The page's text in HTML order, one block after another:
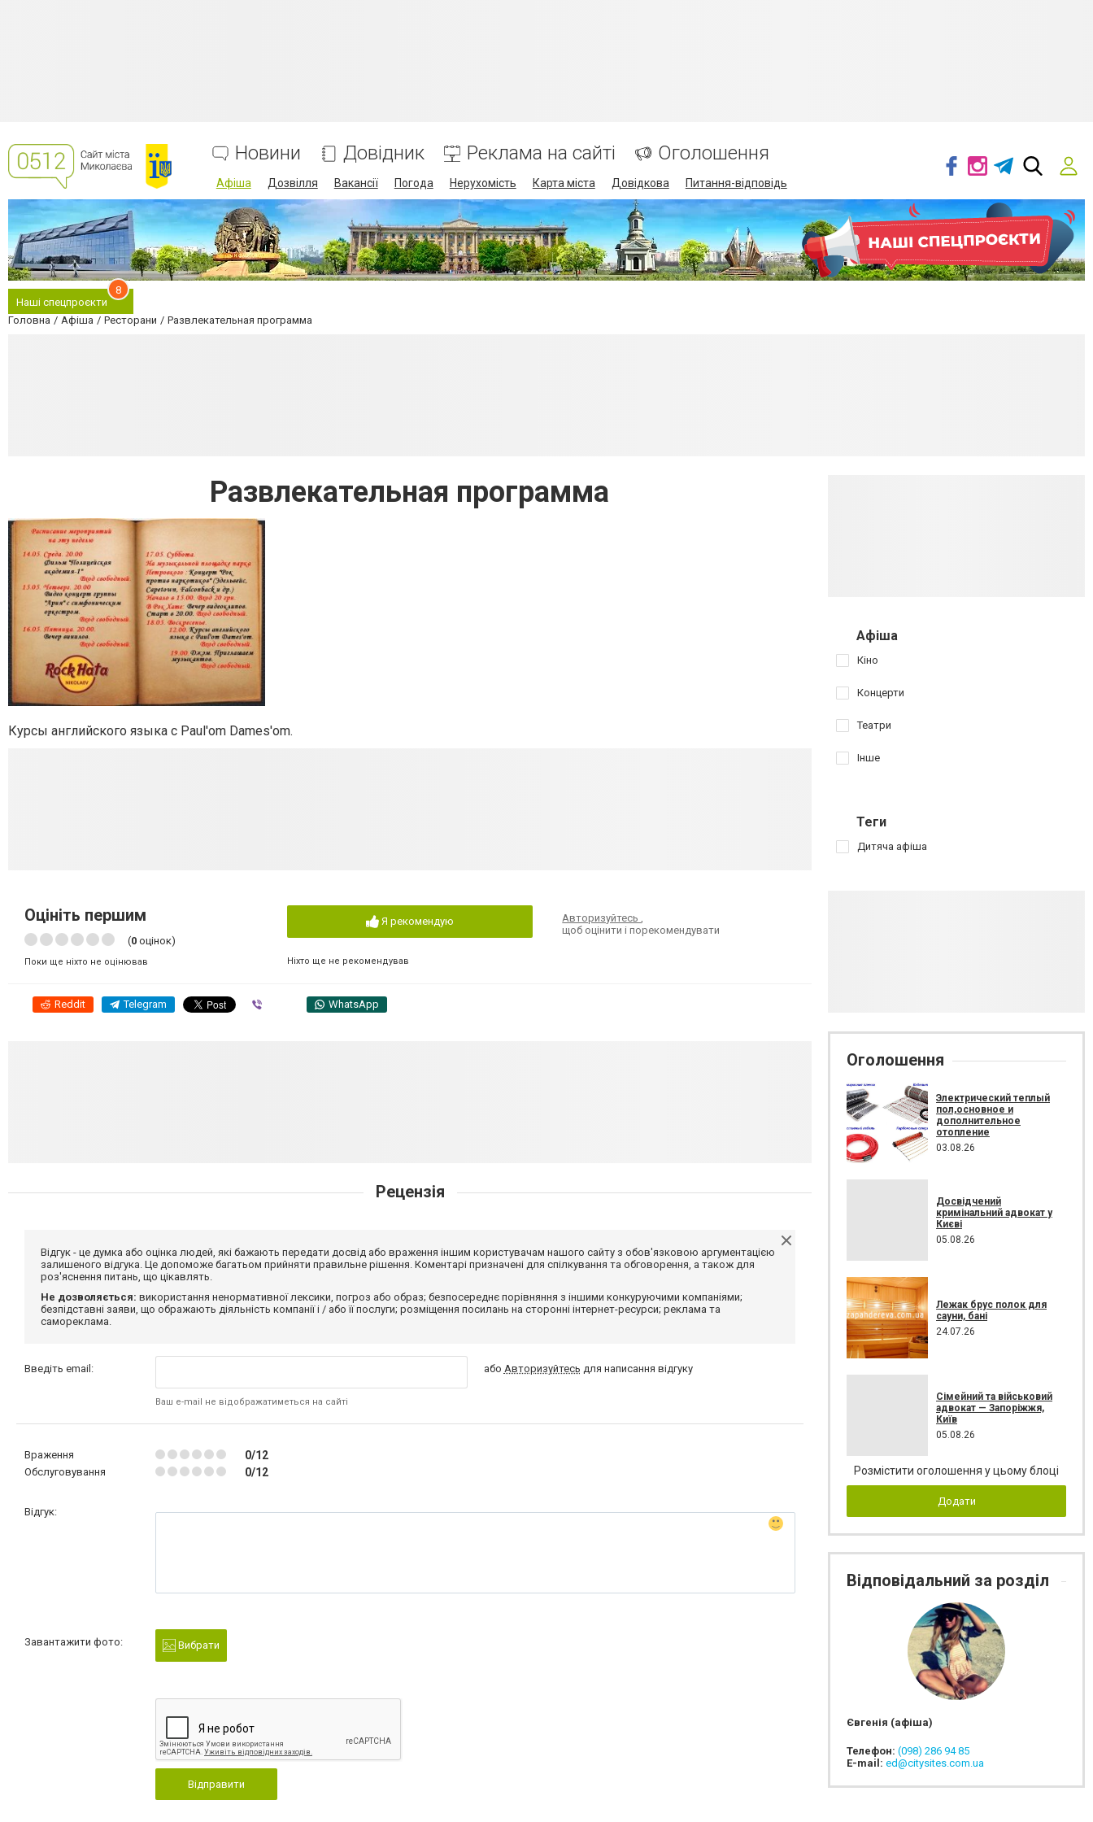
Новини Довідник Реклама на сайті Оголошення
Афіша Дозвілля Вакансії Погода Нерухомість Карта міста Довідкова Питання-відповідь
Наші спецпроєкти
8
Головна Афіша Ресторани Развлекательная программа
Развлекательная программа
Курсы английского языка с Paul'om Dames'om.
Оцініть першим
(0 оцінок)
Поки ще ніхто не оцінював
Я рекомендую
Ніхто ще не рекомендував
Авторизуйтесь
щоб оцінити і порекомендувати
Reddit Telegram WhatsApp
Рецензія
Відгук - це думка або оцінка людей, які бажають передати досвід або враження іншим користувачам нашого сайту з обов'язковою аргументацією
залишеного відгука. Це допоможе багатьом прийняти правильне рішення. Коментарі призначені для спілкування та обговорення, а також для
роз'яснення питань, що цікавлять.
Не дозволяється: використання ненормативної лексики, погроз або образ; безпосереднє порівняння з іншими конкуруючими компаніями;
безпідставні заяви, що ображають діяльність компанії і / або її послуги; розміщення посилань на сторонні інтернет-ресурси; реклама та
самореклама.
Введіть email:
Ваш e-mail не відображатиметься на сайті
або Авторизуйтесь для написання відгуку
Враження 0/12
Обслуговування 0/12
Відгук:
Завантажити фото: Вибрати
Відправити
Афіша
Кіно
Концерти
Театри
Інше
Теги
Дитяча афіша
Оголошення
Электрический теплый
пол,основное и
дополнительное
отопление
03.08.26
Досвідчений
кримінальний адвокат у
Києві
05.08.26
Лежак брус полок для
сауни, бані
24.07.26
Сімейний та військовий
адвокат — Запоріжжя,
Київ
05.08.26
Розмістити оголошення у цьому блоці
Додати
Відповідальний за розділ
Євгенія (афіша)
Телефон: (098) 286 94 85
E-mail: ed@citysites.com.ua